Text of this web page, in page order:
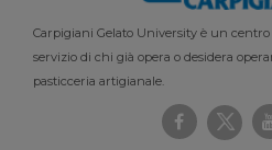
Carpigiani Gelato University è un
servizio di chi già opera o desidera
pasticceria artigianale.